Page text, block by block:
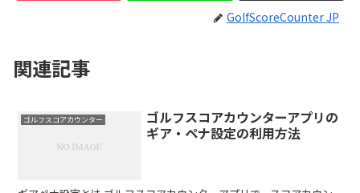
GolfScoreCounter JP
関連記事
ゴルフスコアカウンター
ゴルフスコアカウンターアプリの
ギア・ペナ設定の利用方法